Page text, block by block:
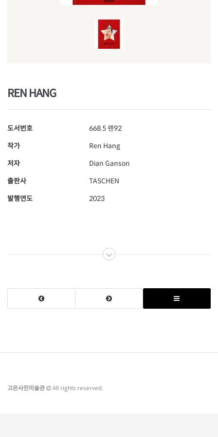
REN HANG
도서번호
668.5 렌92
작가
Ren Hang
저자
Dian Ganson
출판사
TASCHEN
발행연도
2023
고은사진미술관 All rights reserved.